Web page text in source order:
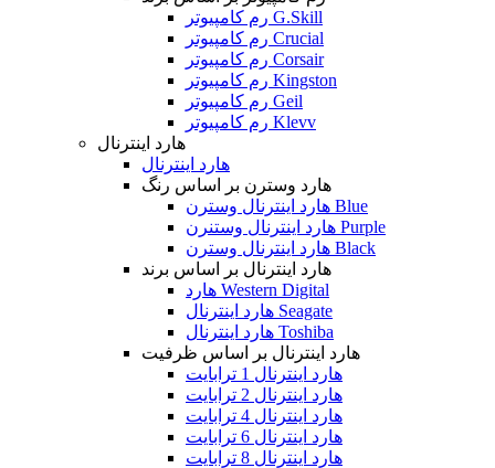
رم کامپیوتر G.Skill
رم کامپیوتر Crucial
رم کامپیوتر Corsair
رم کامپیوتر Kingston
رم کامپیوتر Geil
رم کامپیوتر Klevv
هارد اینترنال
هارد اینترنال
هارد وسترن بر اساس رنگ
هارد اینترنال وسترن Blue
هارد اینترنال وستنرن Purple
هارد اینترنال وسترن Black
هارد اینترنال بر اساس برند
هارد Western Digital
هارد اینترنال Seagate
هارد اینترنال Toshiba
هارد اینترنال بر اساس ظرفیت
هارد اینترنال 1 ترابایت
هارد اینترنال 2 ترابایت
هارد اینترنال 4 ترابایت
هارد اینترنال 6 ترابایت
هارد اینترنال 8 ترابایت